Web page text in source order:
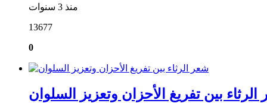
منذ 3 سنوات
13677
0
بين تفريغ الأحزان وتعزيز السلوان